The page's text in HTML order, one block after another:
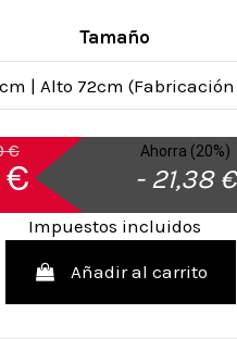
Tamaño
€ Ahorra (20%)
- 21,38 €
Impuestos incluidos
Añadir al carrito